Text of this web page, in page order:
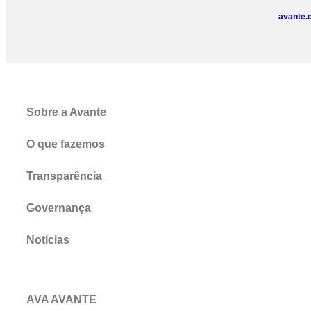
Sobre a Avante
O que fazemos
Transparência
Governança
Notícias
AVA AVANTE